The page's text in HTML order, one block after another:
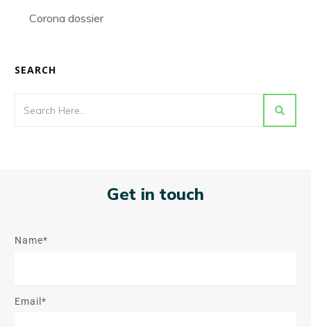
Corona dossier
SEARCH
Get in touch
Name*
Email*